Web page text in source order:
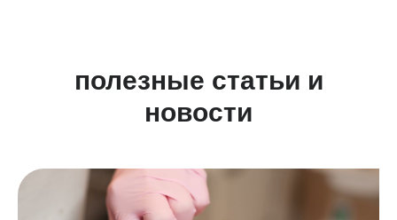
полезные статьи и
новости